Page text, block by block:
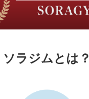
ソラジムとは？